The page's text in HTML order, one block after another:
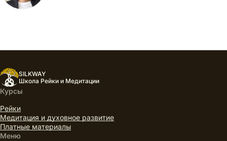
SILKWAY
Школа Рейки и Медитации
Меню
Курсы
Рейки
Медитация и духовное развитие
Платные материалы